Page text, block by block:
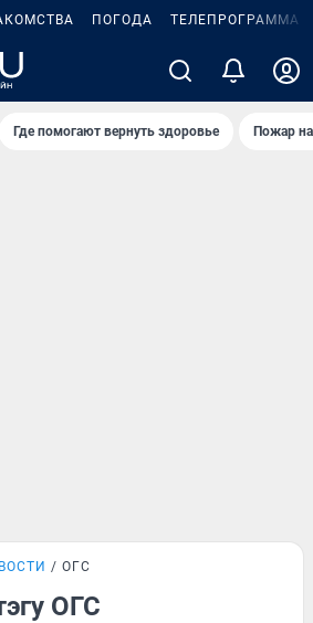
ПОГОДА ТЕЛЕПРОГРАММА
Где помогают вернуть здоровье Пожар
ОГС
ОГС